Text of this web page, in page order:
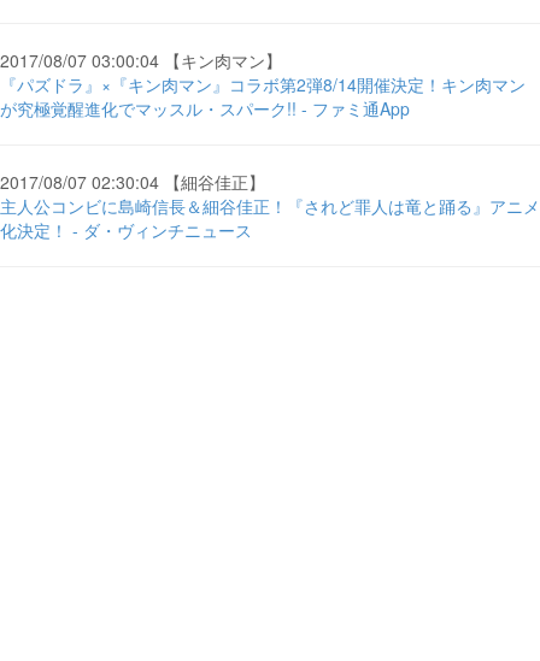
2017/08/07 03:00:04 【キン肉マン】
『パズドラ』×『キン肉マン』コラボ第2弾8/14開催決定！キン肉マン
が究極覚醒進化でマッスル・スパーク!! - ファミ通App
2017/08/07 02:30:04 【細谷佳正】
主人公コンビに島崎信長＆細谷佳正！『されど罪人は竜と踊る』アニメ
化決定！ - ダ・ヴィンチニュース